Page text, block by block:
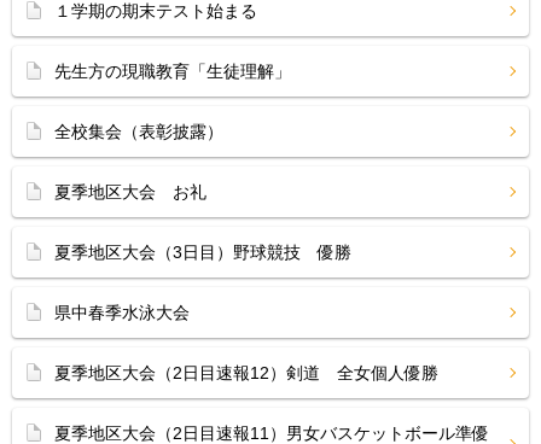
１学期の期末テスト始まる
先生方の現職教育「生徒理解」
全校集会（表彰披露）
夏季地区大会 お礼
夏季地区大会（3日目）野球競技 優勝
県中春季水泳大会
夏季地区大会（2日目速報12）剣道 全女個人優勝
夏季地区大会（2日目速報11）男女バスケットボール準優